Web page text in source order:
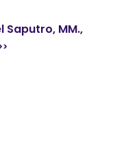
Saputro, MM.,